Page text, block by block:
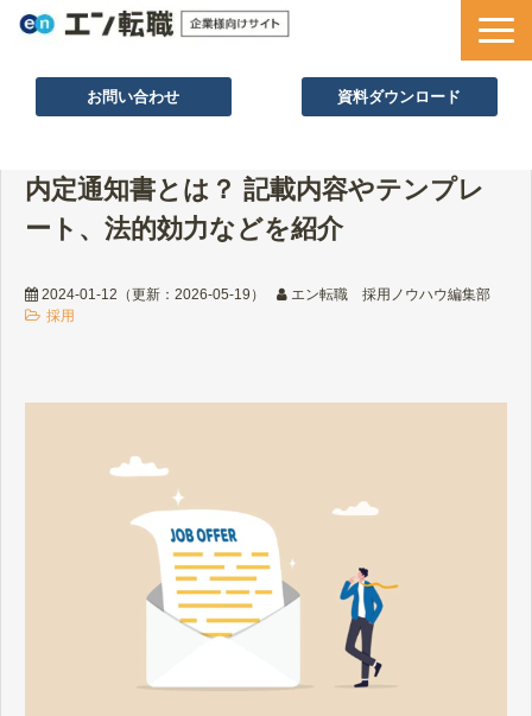
お問い合わせ 資料ダウンロード
採用ノウハウ
採用事例
セミナー情報
内定通知書とは？ 記載内容やテンプレ
ート、法的効力などを紹介
2024-01-12 （更新： 2026-05-19 ）
エン転職 採用ノウハウ編集部
採用